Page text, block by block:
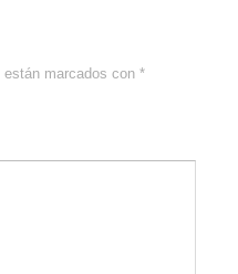
están marcados con*